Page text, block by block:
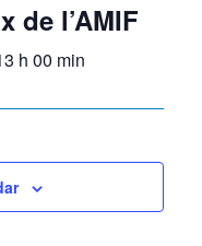
de l’AMIF
h 00 min